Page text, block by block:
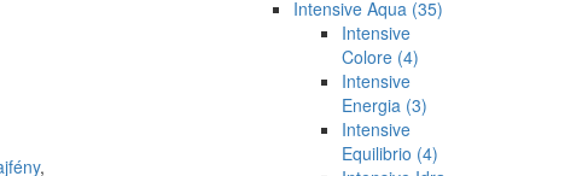
,
Intensive Aqua (35)
Intensive
Colore (4)
Intensive
Energia (3)
Intensive
Equilibrio (4)